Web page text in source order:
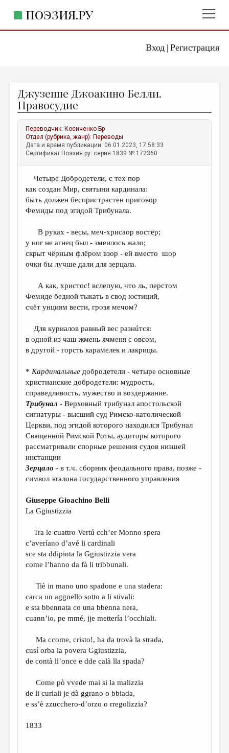
Вход| Регистрация
ПОЭЗИЯ.РУ
ЖАНРЫ
АВТОРЫ
КОММЕНТАРИИ
ЛИТСАЛОН
ПРАВИЛА САЙТА
ОТДЕЛЫ И РУБРИКИ
ДАЙДЖЕСТ
ПРОИЗВЕДЕНИЯ
КОНКУРСЫ
КНИЖНАЯ ПОЛКА
ОБЗОР ЛИТЕРАТУРЫ
СТРАНИЦЫ ПАМЯТИ
ОБЪЯВЛЕНИЯ
КОЛОНКА РЕДАКТОРА
РЕДКОЛЛЕГИЯ
ОТ РЕДАКЦИИ
МАЛАЯ ПРОЗА
ЭССЕИСТИКА
ЛИТЕРАТУРОВЕДЕНИЕ
КУЛЬТУРОВЕДЕНИЕ
ПУБЛИЦИСТИКА
РЕЦЕНЗИРОВАНИЕ
ЦИКЛЫ ПУБЛИКАЦИЙ
ТРЕДИАКОВСКИЙ
МЕДИА
ВКОНТАКТЕ
Джузеппе Джоакино Белли.
Правосудие
Переводчик: Косиченко Бр
Отдел (рубрика, жанр): Переводы
Дата и время публикации: 06.01.2023, 17:58:33
Сертификат Поэзия.ру: серия 1839 № 172360
Четыре Добродетели, с тех пор
как создан Мир, святыни кардинала:
быть должен беспристрастен приговор
Фемиды под эгидой Трибунала.
В руках - весы, меч-хрисаор востёр;
у ног не агнец был - змеилось жало;
скрыт чёрным флёром взор - ей вместо шор
очки бы лучше дали для зерцала.
А как, христос! вслепую, что ль, перстом
Фемиде бедной тыкать в свод юстиций,
счёт унциям вести, грозя мечом?
Для куриалов равный вес разнúтся:
в одной из чаш жмень ячменя с овсом,
в другой - горсть карамелек и лакрицы.
* Кардинальные добродетели - четыре основные
христианские добродетели: мудрость,
справедливость, мужество и воздержание.
Трибунал - Верховный трибунал апостольской
сигнатуры - высший суд Римско-католической
Церкви, под эгидой которого находился Трибунал
Священной Римской Роты, аудиторы которого
рассматривали спорные решения судов низшей
инстанции
Зерцало - в т.ч. сборник феодального права, позже -
символ эталона государственного управления
Giuseppe Gioachino Belli
La Ggiustizzia
Tra le cuattro Vertú cch’er Monno spera
c’averíano d’avé li cardinali
sce sta ddipinta la Ggiustizzia vera
come l’hanno da fà li tribbunali.
Tiè in mano uno spadone e una stadera:
carca un aggnello sotto a li stivali:
e sta bbennata co una bbenna nera,
cuann’io, pe mmé, jje mettería l’occhiali.
Ma ccome, cristo!, ha da trovà la strada,
cusí orba la povera Ggiustizzia,
de contà ll’once e dde calà lla spada?
Come pò vvede mai si la malizzia
de li curiali je dà ggrano o bbiada,
e ss’è zzucchero-d’orzo o rregolizzia?
1833